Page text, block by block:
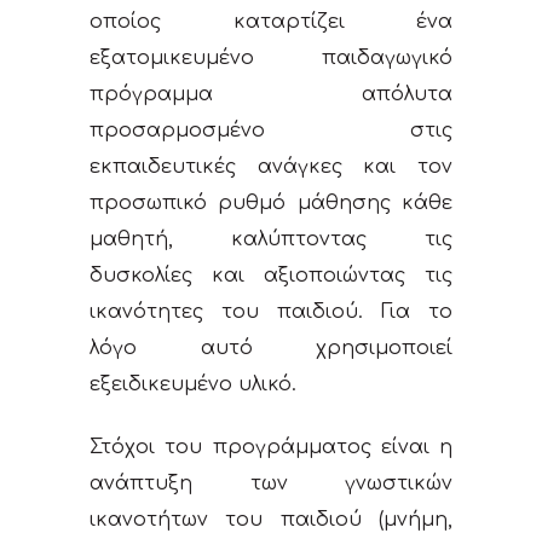
οποίος καταρτίζει ένα
εξατομικευμένο παιδαγωγικό
πρόγραμμα απόλυτα
προσαρμοσμένο στις
εκπαιδευτικές ανάγκες και τον
προσωπικό ρυθμό μάθησης κάθε
μαθητή, καλύπτοντας τις
δυσκολίες και αξιοποιώντας τις
ικανότητες του παιδιού. Για το
λόγο αυτό χρησιμοποιεί
εξειδικευμένο υλικό.
Στόχοι του προγράμματος είναι η
ανάπτυξη των γνωστικών
ικανοτήτων του παιδιού (μνήμη,